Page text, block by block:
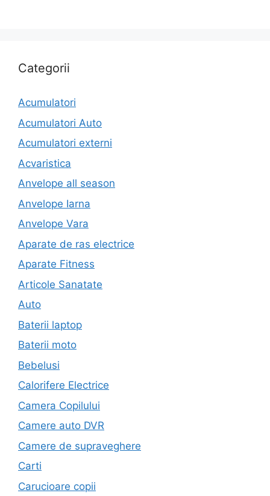
Categorii
Acumulatori
Acumulatori Auto
Acumulatori externi
Acvaristica
Anvelope all season
Anvelope Iarna
Anvelope Vara
Aparate de ras electrice
Aparate Fitness
Articole Sanatate
Auto
Baterii laptop
Baterii moto
Bebelusi
Calorifere Electrice
Camera Copilului
Camere auto DVR
Camere de supraveghere
Carti
Carucioare copii